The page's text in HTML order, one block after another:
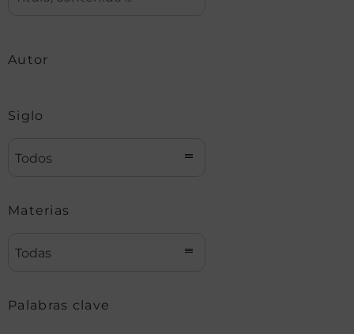
Autor
Siglo
Todos
Materias
Todas
Palabras clave